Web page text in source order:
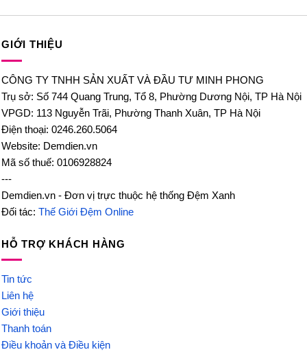
1.00
sao
GIỚI THIỆU
CÔNG TY TNHH SẢN XUẤT VÀ ĐẦU TƯ MINH PHONG
Trụ sở: Số 744 Quang Trung, Tổ 8, Phường Dương Nội, TP Hà Nội
VPGD: 113 Nguyễn Trãi, Phường Thanh Xuân, TP Hà Nội
Điện thoại: 0246.260.5064
Website: Demdien.vn
Mã số thuế: 0106928824
---
Demdien.vn - Đơn vị trực thuộc hệ thống Đệm Xanh
Đối tác: Thế Giới Đệm Online
HỖ TRỢ KHÁCH HÀNG
Tin tức
Liên hệ
Giới thiệu
Thanh toán
Điều khoản và Điều kiện